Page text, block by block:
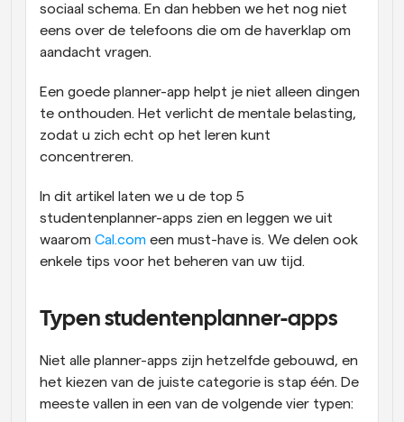
sociaal schema. En dan hebben we het nog niet
eens over de telefoons die om de haverklap om
aandacht vragen.
Een goede planner-app helpt je niet alleen dingen
te onthouden. Het verlicht de mentale belasting,
zodat u zich echt op het leren kunt
concentreren.
In dit artikel laten we u de top 5
studentenplanner-apps zien en leggen we uit
waarom Cal.com een must-have is. We delen ook
enkele tips voor het beheren van uw tijd.
Typen studentenplanner-apps
Niet alle planner-apps zijn hetzelfde gebouwd, en
het kiezen van de juiste categorie is stap één. De
meeste vallen in een van de volgende vier typen: